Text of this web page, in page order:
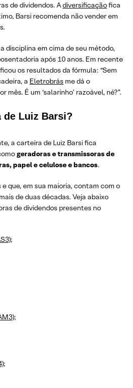
de dividendos. Adiversificaçãofica
Barsi recomenda não vender em
disciplina em cima de seu método,
após 10 anos. Em recente
os resultados da fórmula: “Sem
a Eletrobrás me dá o
mês. É um ‘salarinho’ razoável, né?”.
de Luiz Barsi?
a carteira de Luiz Barsi fica
geradoras e transmissoras de
papel e celulose e bancos.
que, em sua maioria, contam com o
de duas décadas. Veja abaixo
de dividendos presentes no
;
;
;